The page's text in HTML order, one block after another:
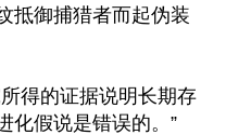
抵御捕猎者而起伪装
得的证据说明长期存
化假说是错误的。”